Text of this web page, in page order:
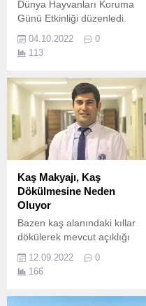
Dünya Hayvanları Koruma
Günü Etkinliği düzenledi.
04.10.2022
0
113
Kaş Makyajı, Kaş
Dökülmesine Neden
Oluyor
Bazen kaş alanındaki kıllar
dökülerek mevcut açıklığı
12.09.2022
0
166